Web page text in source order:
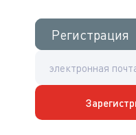
Регистрация
Регистрация
самые
для лечения
ученые
SGLT2 в те
но стоит
человек